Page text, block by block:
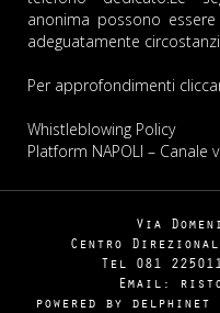
anonima possono
adeguatamente
Per approfondimenti
Whistleblowing Policy
Platform NAPOLI – Canale
Via
Centro
Tel 081
Email:
powered by delphinet